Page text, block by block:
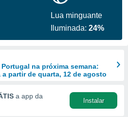
Lua minguante
Iluminada:24%
Portugal na próxima semana:
partir de quarta, 12 de agosto
a app da
Instalar